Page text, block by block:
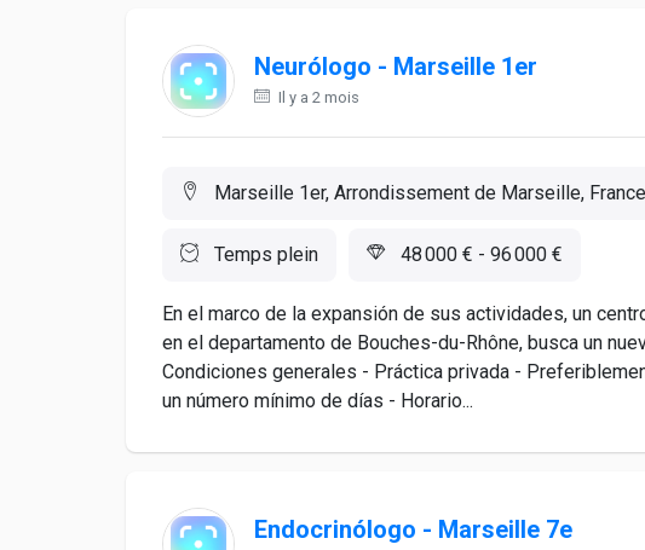
Neurólogo - Marseille 1er
Il y a 2 mois
Marseille 1er, Arrondissement de Marseille, France
Temps plein 48 000 € - 96 000 €
En el marco de la expansión de sus actividades, un
en el departamento de Bouches-du-Rhône, busca un
Condiciones generales - Práctica privada -
un número mínimo de días - Horario...
Endocrinólogo - Marseille 7e